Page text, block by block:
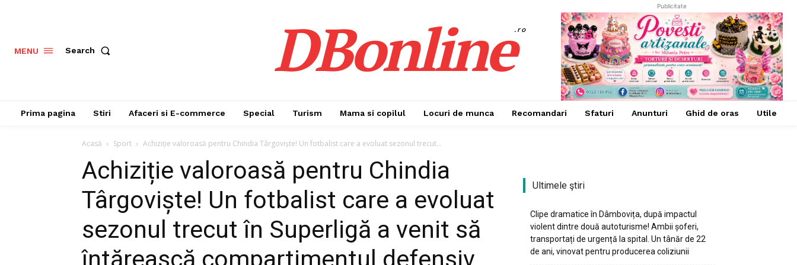
MENU Search DBonline.ro
Publicitate
Prima pagina Stiri Afaceri si E-commerce Special Turism Mama si copilul Locuri de munca Recomandari Sfaturi Anunturi Ghid de oras Utile
Acasă Sport Achiziție valoroasă pentru Chindia Târgoviște! Un fotbalist care a evoluat sezonul trecut...
Achiziție valoroasă pentru Chindia
Târgoviște! Un fotbalist care a evoluat
sezonul trecut în Superligă a venit să
întărească compartimentul defensiv
Ultimele ştiri
Clipe dramatice în Dâmbovița, după impactul
violent dintre două autoturisme! Ambii șoferi,
transportați de urgență la spital. Un tânăr de 22
de ani, vinovat pentru producerea coliziunii